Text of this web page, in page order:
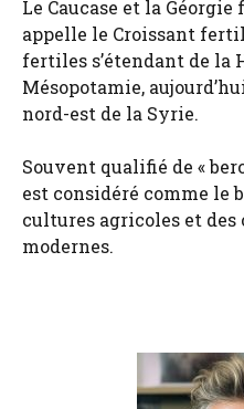
Le Caucase et la
appelle le Croissant
fertiles s’étendant de la
Mésopotamie,
nord-est de la Syrie.
Souvent qualifié de «
est considéré comme le
cultures agricoles et
modernes.